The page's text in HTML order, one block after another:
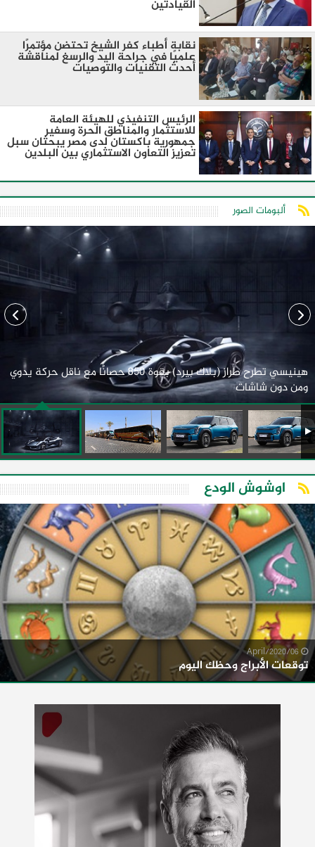
القيادتين
نقابة أطباء كفر الشيخ تحتضن مؤتمرًا
علميًا في جراحة اليد والرسغ لمناقشة
أحدث التقنيات والتوصيات
الرئيس التنفيذي للهيئة العامة
للاستثمار والمناطق الحرة وسفير
جمهورية باكستان لدى مصر يبحثان سبل
تعزيز التعاون الاستثماري بين البلدين
ألبومات الصور
هينيسي تطرح طراز (بلاك بيرد) بقوة 850 حصانًا مع ناقل حركة يدوي
ومن دون شاشات
اوشوش الودع
توقعات الأبراج وحظك اليوم